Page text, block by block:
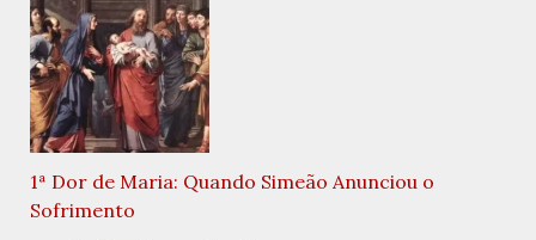
1ª Dor de Maria: Quando Simeão Anunciou o
Sofrimento